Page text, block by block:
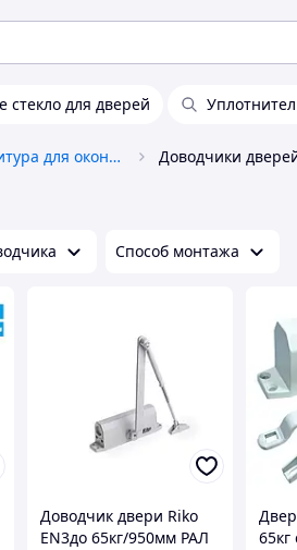
стекло для дверей
Аксессуары и фурнитура для окон и дверей Доводчики
Способ монтажа
Доводчик двери Riko
EN3до 65кг/950мм РАЛ